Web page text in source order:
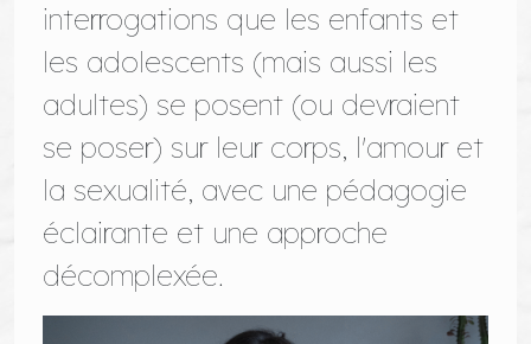
interrogations que les enfants et
les adolescents (mais aussi les
adultes) se posent (ou devraient
se poser) sur leur corps, l'amour et
la sexualité, avec une pédagogie
éclairante et une approche
décomplexée.